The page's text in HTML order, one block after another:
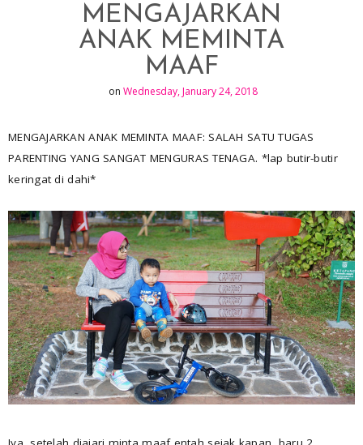
MENGAJARKAN
ANAK MEMINTA
MAAF
on Wednesday, January 24, 2018
MENGAJARKAN ANAK MEMINTA MAAF: SALAH SATU TUGAS
PARENTING YANG SANGAT MENGURAS TENAGA. *lap butir-butir
keringat di dahi*